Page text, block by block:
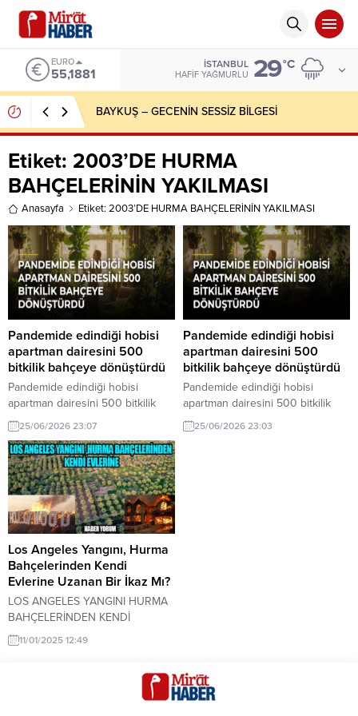
EURO
55,1881
İSTANBUL
HAFIF YAĞMURLU 29°C
BAYKUŞ – GECENİN SESSİZ BİLGESİ
Etiket: 2003’DE HURMA
BAHÇELERİNİN YAKILMASI
Anasayfa Etiket: 2003’DE HURMA BAHÇELERİNİN YAKILMASI
Pandemide edindiği hobisi
apartman dairesini 500
bitkilik bahçeye dönüştürdü
Pandemide edindiği hobisi
apartman dairesini 500 bitkilik
bahçeye dönüştürdü hakkında
son gelişmeler. Pandemide
edindiği hobisi apartman dairesini
500 bitkilik bahçeye dönüştüren
bir kişi, yeşil alan yaratmanın
önemini gözler önüne seriyor.
25/06/2026 23:07
Pandemide edindiği hobisi
apartman dairesini 500
bitkilik bahçeye dönüştürdü
Pandemide edindiği hobisi
apartman dairesini 500 bitkilik
bahçeye dönüştürdü hakkında
son gelişmeler. Pandemide
25/06/2026 23:03
Los Angeles Yangını, Hurma
Bahçelerinden Kendi
Evlerine Uzanan Bir İkaz Mı?
LOS ANGELES YANGINI HURMA
BAHÇELERİNDEN KENDİ
EVLERİNE UZANAN BİR İKAZ MI?
2003 yılında Irak’ın bereketli
hurma bahçelerini ateşe verdiği
görüntüler yürekleri sızlatmıştı.
11/01/2025 12:49